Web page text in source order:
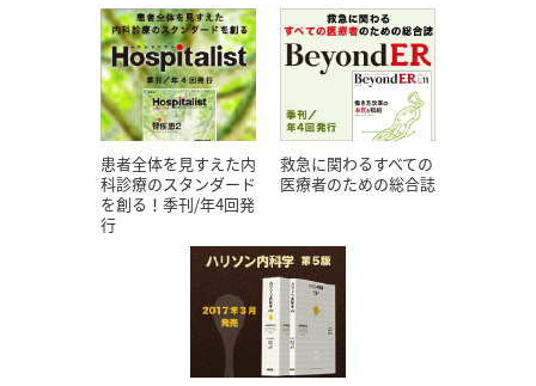
患者全体を見すえた内
科診療のスタンダード
を創る！季刊/年4回発
行
救急に関わるすべての
医療者のための総合誌